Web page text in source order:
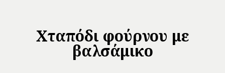
Χταπόδι φούρνου με
βαλσάμικο